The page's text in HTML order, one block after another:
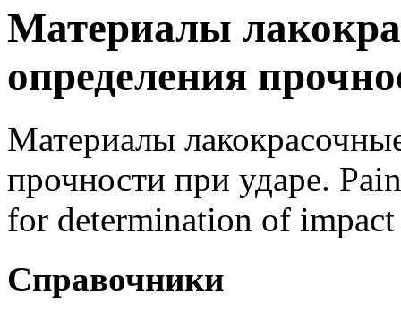
Материалы
определения
Материалы
прочности при ударе.
for determination of impact
Справочники